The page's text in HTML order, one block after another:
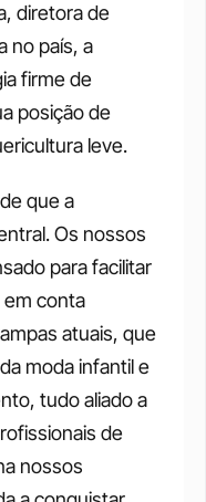
diretora de
no país, a
firme de
posição de
leve.
que a
Os nossos
para facilitar
em conta
atuais, que
moda infantil e
tudo aliado a
de
nossos